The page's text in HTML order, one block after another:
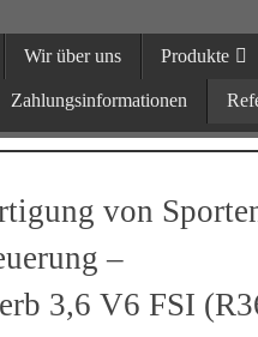
für
Wir über uns Produkte
Zahlungsinformationen
von
–
3,6 V6 FSI